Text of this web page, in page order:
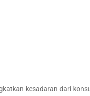
kesadaran dari